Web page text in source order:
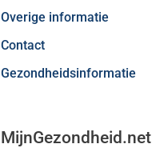
Overige informatie
Contact
Gezondheidsinformatie
MijnGezondheid.net